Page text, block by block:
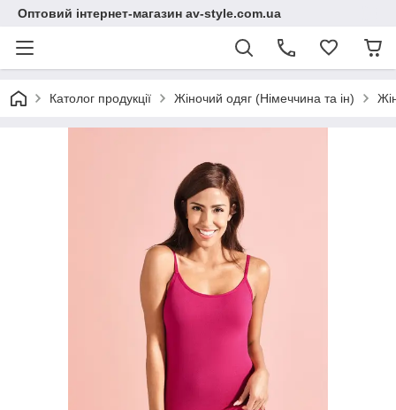
Оптовий інтернет-магазин av-style.com.ua
Католог продукції Жіночий одяг (Німеччина та ін)